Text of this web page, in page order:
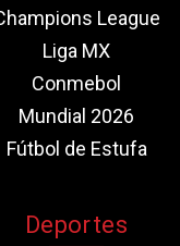
League
Liga MX
Conmebol
Mundial 2026
Fútbol de Estufa
Deportes